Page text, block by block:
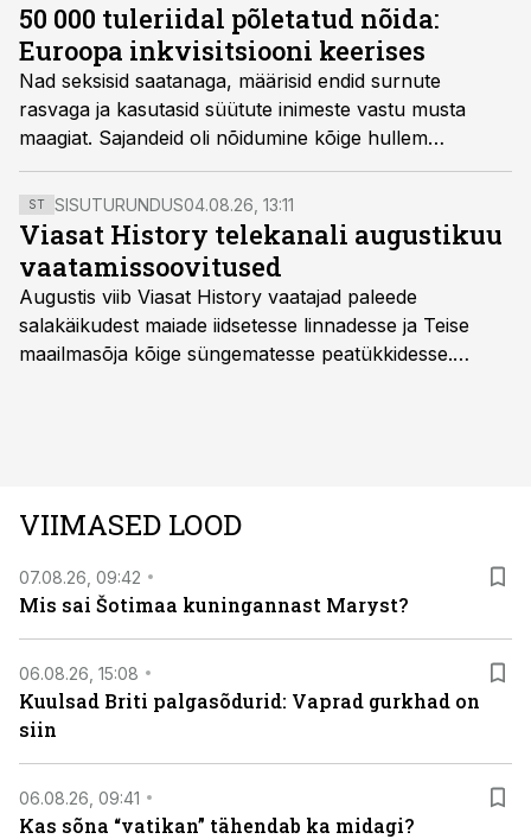
50 000 tuleriidal põletatud nõida:
Euroopa inkvisitsiooni keerises
Nad seksisid saatanaga, määrisid endid surnute
rasvaga ja kasutasid süütute inimeste vastu musta
maagiat. Sajandeid oli nõidumine kõige hullem
kuritegu, mida üks naine võis sooritada. Kui naisele
langes kahtlus nõidumises, võis ta olla üsna kindel, et
lõpetab leekides.
ST SISUTURUNDUS04.08.26, 13:11
Viasat History telekanali augustikuu
vaatamissoovitused
Augustis viib Viasat History vaatajad paleede
salakäikudest maiade iidsetesse linnadesse ja Teise
maailmasõja kõige süngematesse peatükkidesse.
viasathistory.eu/ee
VIIMASED LOOD
07.08.26, 09:42
Mis sai Šotimaa kuningannast Maryst?
06.08.26, 15:08
Kuulsad Briti palgasõdurid: Vaprad gurkhad on
siin
06.08.26, 09:41
Kas sõna “vatikan” tähendab ka midagi?